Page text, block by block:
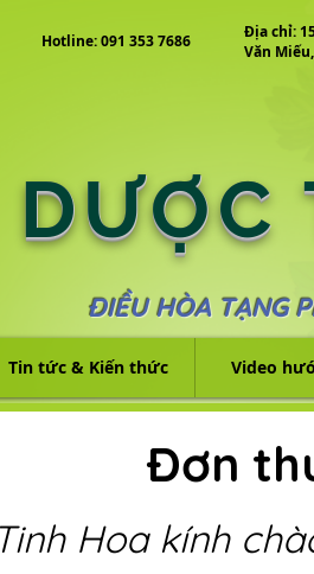
Hotline: 091 353 7686
Địa chỉ:
Văn
DƯỢC
ĐIỀU HÒA TẠNG
Tin tức & Kiến thức Video
Đơn
Hoa kính